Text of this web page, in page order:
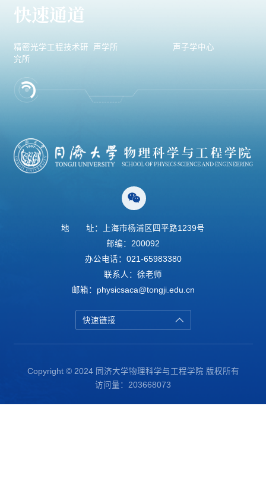
快速通道
精密光学工程技术研
究所
声学所 声子学中心
地
址：上海市杨浦区四平路1239号
邮编：200092
办公电话：021-65983380
联系人：徐老师
邮箱：physicsaca@tongji.edu.cn
快速链接
Copyright © 2024 同济大学物理科学与工程学院 版权所有
访问量： 203668073